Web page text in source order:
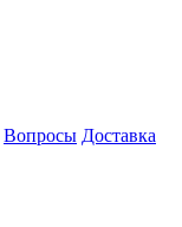
Вопросы Доставка